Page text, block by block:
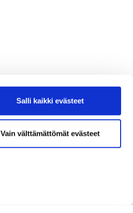
Salli kaikki evästeet
Vain välttämättömät evästeet